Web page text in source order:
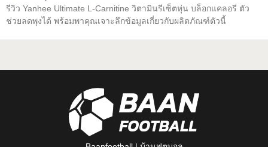
รีวิว Yanhee Ultimate L-Carnitine วิตามินรีเซ็ตหุ่น บล็อกแคลอรี ตัว
ช่วยลดพุงได้ พร้อมพาคุณเจาะลึกข้อมูลเกี่ยวกับผลิตภัณฑ์ตัวนี้